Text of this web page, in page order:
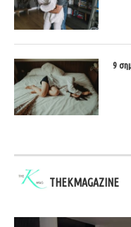
9
THEKMAGAZINE